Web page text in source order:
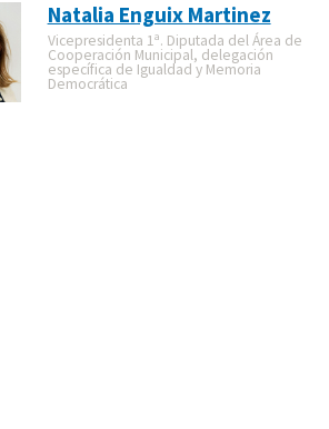
Natalia Enguix Martinez
Vicepresidenta 1ª. Diputada del Área de
Cooperación Municipal, delegación
específica de Igualdad y Memoria
Democrática